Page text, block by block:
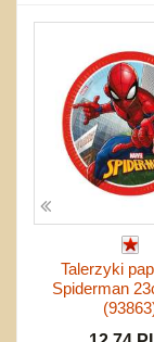
Talerzyki
Spiderman